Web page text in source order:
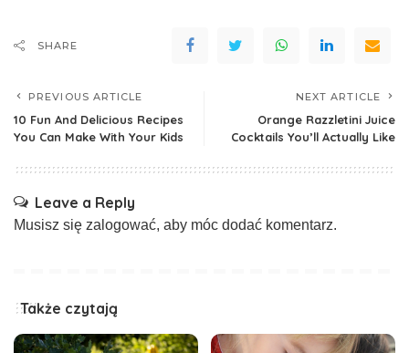
SHARE
PREVIOUS ARTICLE
10 Fun And Delicious Recipes
You Can Make With Your Kids
NEXT ARTICLE
Orange Razzletini Juice
Cocktails You’ll Actually Like
Leave a Reply
Musisz się zalogować, aby móc dodać komentarz.
Także czytają